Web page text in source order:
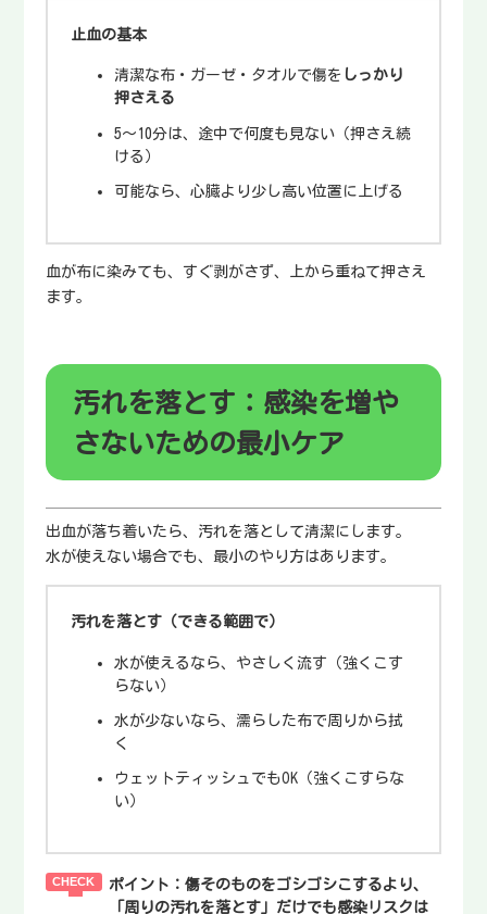
止血の基本
清潔な布・ガーゼ・タオルで傷を しっかり
押さえる
5〜10分は、途中で何度も見ない（押さえ続
ける）
可能なら、心臓より少し高い位置に上げる
血が布に染みても、すぐ剥がさず、上から重ねて押さえ
ます。
汚れを落とす：感染を増や
さないための最小ケア
出血が落ち着いたら、汚れを落として清潔にします。
水が使えない場合でも、最小のやり方はあります。
汚れを落とす（できる範囲で）
水が使えるなら、やさしく流す（強くこす
らない）
水が少ないなら、濡らした布で周りから拭
く
ウェットティッシュでもOK（強くこすらな
い）
ポイント：傷そのものをゴシゴシこするより、
「周りの汚れを落とす」だけでも感染リスクは